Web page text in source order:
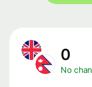
0
No